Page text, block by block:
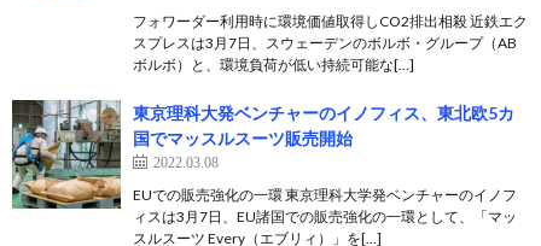
フォワーダー利用時に環境価値取得しCO2排出相殺 近鉄エク
スプレスは3月7日、スウェーデンのボルボ・グループ（AB
ボルボ）と、環境負荷が低い持続可能な[…]
東京理科大発ベンチャーのイノフィス、東北欧5カ
国でマッスルスーツ販売開始
2022.03.08
EUでの販売強化の一環 東京理科大学発ベンチャーのイノフ
ィスは3月7日、EU諸国での販売強化の一環として、「マッ
スルスーツ Every（エブリィ）」を[…]